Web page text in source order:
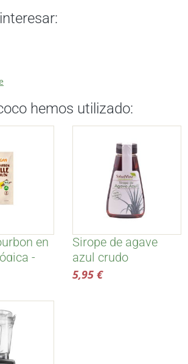
hemos utilizado:
en
-
Sirope de agave
azul crudo
ecológico - Salud
5,95 €